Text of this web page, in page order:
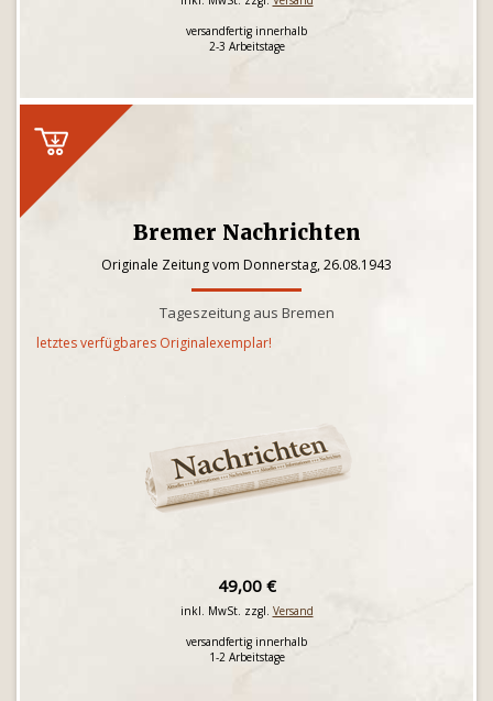
versandfertig innerhalb
2-3 Arbeitstage
Bremer Nachrichten
Originale Zeitung vom Donnerstag, 26.08.1943
Tageszeitung aus Bremen
letztes verfügbares Originalexemplar!
49,00 €
inkl. MwSt. zzgl. Versand
versandfertig innerhalb
1-2 Arbeitstage